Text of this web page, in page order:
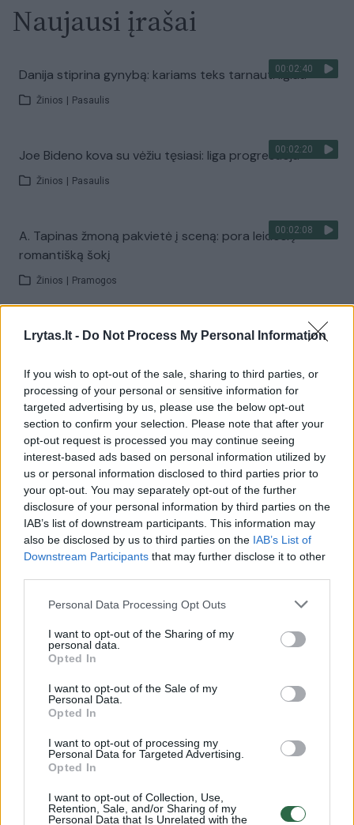
Lrytas.lt - Do Not Process My Personal Information
If you wish to opt-out of the sale, sharing to third parties, or
processing of your personal or sensitive information for
targeted advertising by us, please use the below opt-out
section to confirm your selection. Please note that after your
opt-out request is processed you may continue seeing
interest-based ads based on personal information utilized by
us or personal information disclosed to third parties prior to
your opt-out. You may separately opt-out of the further
disclosure of your personal information by third parties on the
IAB’s list of downstream participants. This information may
also be disclosed by us to third parties on the IAB’s List of
Downstream Participants that may further disclose it to other
Personal Data Processing Opt Outs
I want to opt-out of the Sharing of my
personal data.
Opted In
I want to opt-out of the Sale of my
Personal Data.
Opted In
I want to opt-out of processing my
Personal Data for Targeted Advertising.
Opted In
I want to opt-out of Collection, Use,
Retention, Sale, and/or Sharing of my
Personal Data that Is Unrelated with the
Naujausi įrašai
00:02:40
Danija stiprina gynybą: kariams teks tarnauti ilgiau
Žinios Pasaulis
00:02:20
Joe Bideno kova su vėžiu tęsiasi: liga progresuoja
Žinios Pasaulis
00:02:08
A. Tapinas žmoną pakvietė į sceną: pora leidosi į
romantišką šokį
Žinios Pramogos
00:22:28
„Sodas ir daržas“ laidoje – veiksmingas būdas
Laidos | Sodas ir daržas
Visi įrašai
Žiūrimiausi įrašai
00:00:30
Vaizdai iš tragiškos avarijos Vilniaus r.: dviejų moterų ir
vaiko gyvybių išgelbėti nepavyko
Žinios | Lietuvos diena
Savaitės vidurys nusimato karštas: temperatūra kils iki
32 laipsnių šilumos
Žinios | Orai
00:15:54
V. Zalužno pasisakymą laiko bandymu įsitvirtinti
Laidos | Nauja diena